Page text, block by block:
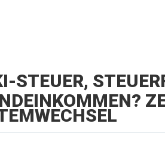
STEUER,